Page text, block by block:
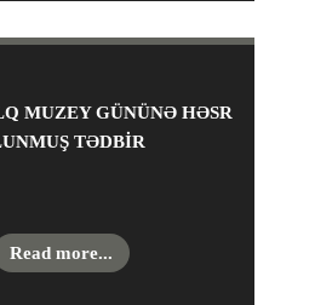
MUZEY GÜNÜNƏ HƏSR
TƏDBIR
Read more...